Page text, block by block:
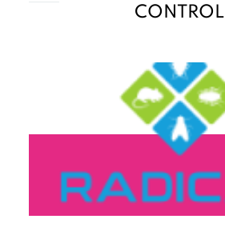
CONTROL